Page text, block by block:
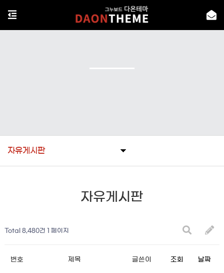
자유게시판
자유게시판
Total 8,480건 1 페이지
번호 제목 글쓴이 조회 날짜